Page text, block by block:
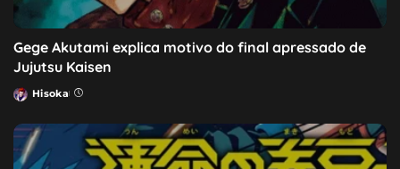
Gege Akutami explica motivo do final apressado de
Jujutsu Kaisen
Posted
Hisoka